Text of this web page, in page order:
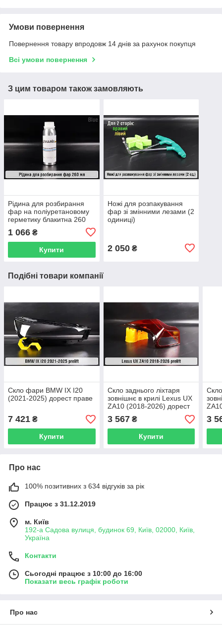
Умови повернення
Повернення товару впродовж 14 днів за рахунок покупця
Всі умови повернення
З цим товаром також замовляють
Рідина для розбирання
фар на поліуретановому
герметику блакитна 260
1 066 ₴
Купити
Ножі для розпакування
фар зі змінними лезами (2
одиниці)
2 050₴
Подібні товари компанії
Скло фари BMW IX I20
(2021-2025) дорест праве
7 421 ₴
Купити
Скло заднього ліхтаря
зовнішнє в крилі Lexus UX
ZA10 (2018-2026) дорест
ліве
3 567₴
Купити
3
Про нас
100% позитивних з 634 відгуків за рік
Працює з 31.12.2019
м. Київ
192-а Садова вулиця, будинок 69, Київ, 02000, Київ,
Україна
Контакти
Сьогодні працює з 10:00 до 16:00
Показати весь графік роботи
Про нас